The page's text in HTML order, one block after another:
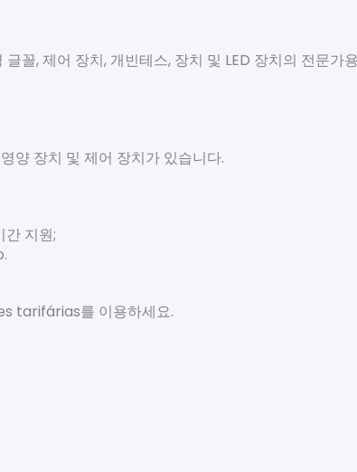
꼴, 제어 장치, 개빈테스, 장치 및 LED 장치의 전문가
양 장치 및 제어 장치가 있습니다.
지원;
tarifárias를 이용하세요.